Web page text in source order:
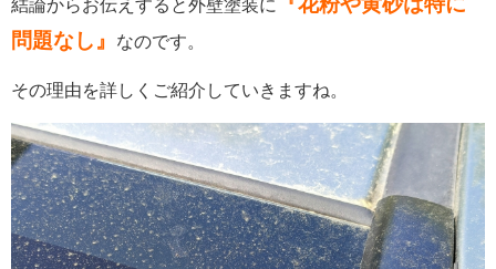
結論からお伝えすると外壁塗装に
問題なし』
なのです。
その理由を詳しくご紹介していきますね。